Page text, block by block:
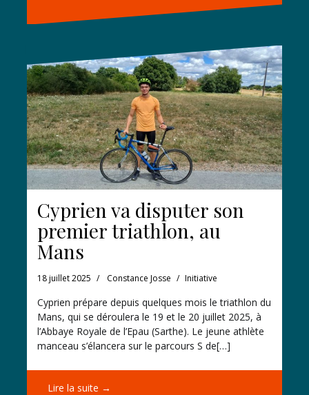
Cyprien va disputer son
premier triathlon, au
Mans
18 juillet 2025 Constance Josse Initiative
Cyprien prépare depuis quelques mois le triathlon du
Mans, qui se déroulera le 19 et le 20 juillet 2025, à
l’Abbaye Royale de l’Epau (Sarthe). Le jeune athlète
manceau s’élancera sur le parcours S de[…]
Lire la suite →